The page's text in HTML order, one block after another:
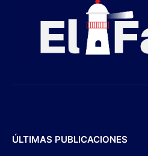
ÚLTIMAS PUBLICACIONES